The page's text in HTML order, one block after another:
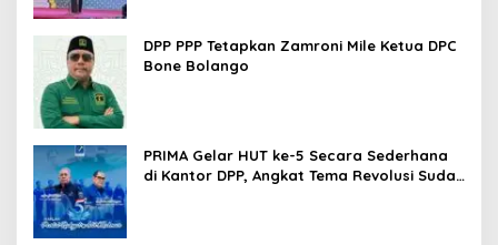
DPP PPP Tetapkan Zamroni Mile Ketua DPC
Bone Bolango
PRIMA Gelar HUT ke-5 Secara Sederhana
di Kantor DPP, Angkat Tema Revolusi Sudah